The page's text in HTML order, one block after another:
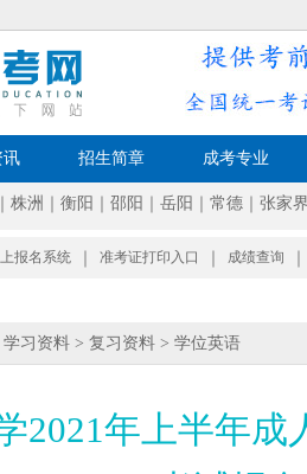
讯 招生简章 成考专业
株洲 衡阳 邵阳 岳阳 常德 张家
报名系统 准考证打印入口 成绩查询
学习资料 > 复习资料 > 学位英语
2021年上半年